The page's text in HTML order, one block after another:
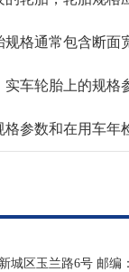
规格通常包含断面
实车轮胎上的规格
格参数和在用车年
城区玉兰路6号 邮编